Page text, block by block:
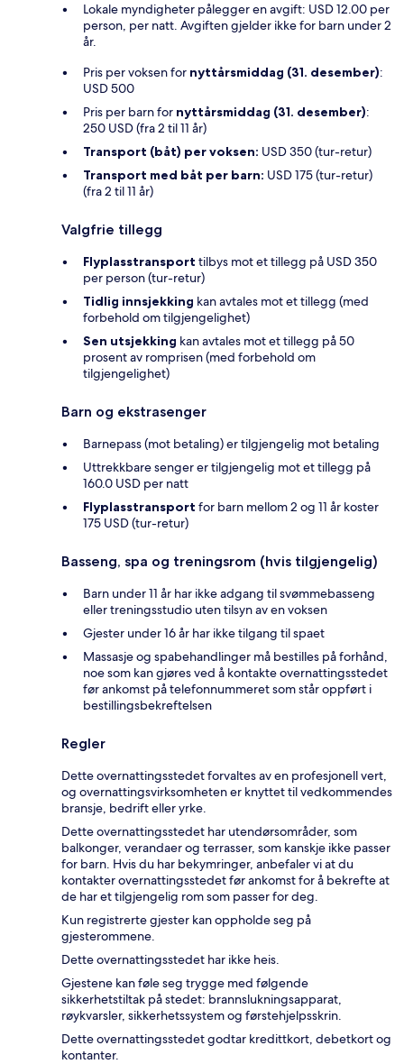
Lokale myndigheter pålegger en avgift: USD 12.00 per
person, per natt. Avgiften gjelder ikke for barn under 2
år.
Pris per voksen for nyttårsmiddag (31. desember):
USD 500
Pris per barn for nyttårsmiddag (31. desember):
250 USD (fra 2 til 11 år)
Transport (båt) per voksen: USD 350 (tur-retur)
Transport med båt per barn: USD 175 (tur-retur)
(fra 2 til 11 år)
Valgfrie tillegg
Flyplasstransport tilbys mot et tillegg på USD 350
per person (tur-retur)
Tidlig innsjekking kan avtales mot et tillegg (med
forbehold om tilgjengelighet)
Sen utsjekking kan avtales mot et tillegg på 50
prosent av romprisen (med forbehold om
tilgjengelighet)
Barn og ekstrasenger
Barnepass (mot betaling) er tilgjengelig mot betaling
Uttrekkbare senger er tilgjengelig mot et tillegg på
160.0 USD per natt
Flyplasstransport for barn mellom 2 og 11 år koster
175 USD (tur-retur)
Basseng, spa og treningsrom (hvis tilgjengelig)
Barn under 11 år har ikke adgang til svømmebasseng
eller treningsstudio uten tilsyn av en voksen
Gjester under 16 år har ikke tilgang til spaet
Massasje og spabehandlinger må bestilles på forhånd,
noe som kan gjøres ved å kontakte overnattingsstedet
før ankomst på telefonnummeret som står oppført i
bestillingsbekreftelsen
Regler
Dette overnattingsstedet forvaltes av en profesjonell vert,
og overnattingsvirksomheten er knyttet til vedkommendes
bransje, bedrift eller yrke.
Dette overnattingsstedet har utendørsområder, som
balkonger, verandaer og terrasser, som kanskje ikke passer
for barn. Hvis du har bekymringer, anbefaler vi at du
kontakter overnattingsstedet før ankomst for å bekrefte at
de har et tilgjengelig rom som passer for deg.
Kun registrerte gjester kan oppholde seg på
gjesterommene.
Dette overnattingsstedet har ikke heis.
Gjestene kan føle seg trygge med følgende
sikkerhetstiltak på stedet: brannslukningsapparat,
røykvarsler, sikkerhetssystem og førstehjelpsskrin.
Dette overnattingsstedet godtar kredittkort, debetkort og
kontanter.